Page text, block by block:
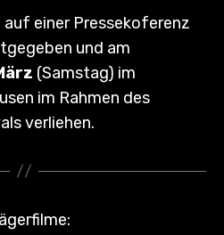
auf einer Pressekoferenz
und am
(Samstag) im
im Rahmen des
verliehen.